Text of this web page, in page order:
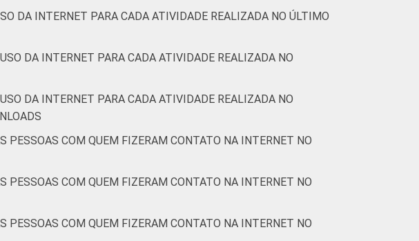
DA INTERNET PARA CADA ATIVIDADE REALIZADA NO ÚLTIMO
DA INTERNET PARA CADA ATIVIDADE REALIZADA NO
DA INTERNET PARA CADA ATIVIDADE REALIZADA NO
PESSOAS COM QUEM FIZERAM CONTATO NA INTERNET NO
PESSOAS COM QUEM FIZERAM CONTATO NA INTERNET NO
PESSOAS COM QUEM FIZERAM CONTATO NA INTERNET NO